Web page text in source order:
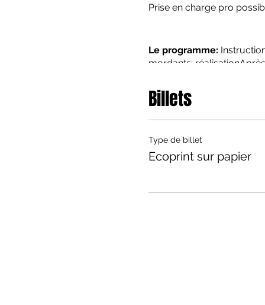
Prise en charge pro
Le programme:
mordants;
Vous repartez avec :
à vos questions et
Matériel et échantillons
hydroalcoolique sont
Billets
Type de billet
Ecoprint sur papier